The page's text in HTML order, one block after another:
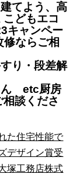
てよう、高
どもエコ
キャンペー
ならご相
り・段差解
ん etc厨房
談くださ
た住宅性能で
デザイン賞受
塚工務店株式